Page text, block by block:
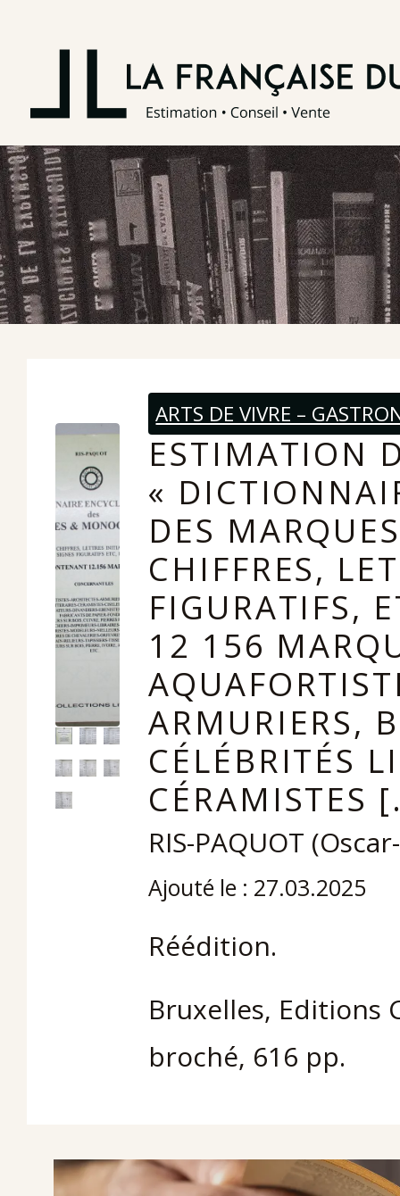
ARTS DE VIVRE –
ESTIMATION
«
DES
CHIFFRES,
FIGURATIFS,
12 156
ARMURIERS,
CÉLÉBRITÉS
CÉRAMISTES
RIS-PAQUOT
Ajouté le : 27.03.2025
Réédition.
Bruxelles, Editions
broché, 616 pp.